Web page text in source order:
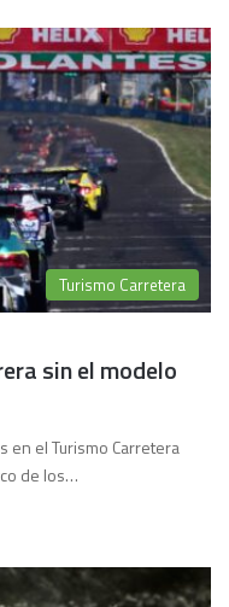
Turismo Carretera
sin el modelo
en el Turismo Carretera
de los…